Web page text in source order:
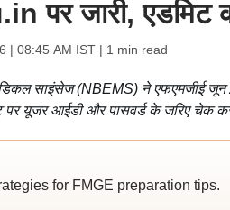
जारी, एडमिट
| 08:45 AM IST| 1 min read
साइंसेज (NBEMS) ने एफएमजीई जून
पर यूजर आईडी और पासवर्ड के जरिए चेक
for FMGE preparation tips.